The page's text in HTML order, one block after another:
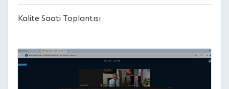
Kalite Saati Toplantısı